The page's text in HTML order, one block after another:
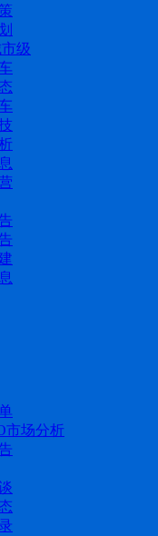
级
市场分析